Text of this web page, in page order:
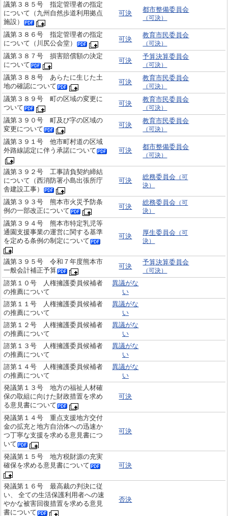
議第３８５号 指定管理者の指定
について（九州自然歩道利用拠点
施設）
可決 都市整備委員会
（可決）
議第３８６号 指定管理者の指定
について（川尻公会堂）
可決
教育市民委員会
（可決）
議第３８７号 損害賠償額の決定
について
可決
予算決算委員会
（可決）
議第３８８号 あらたに生じた土
地の確認について
可決
教育市民委員会
（可決）
議第３８９号 町の区域の変更に
ついて
可決
教育市民委員会
（可決）
議第３９０号 町及び字の区域の
変更について
可決
教育市民委員会
（可決）
議第３９１号 他市町村道の区域
外路線認定に伴う承諾について
可決 都市整備委員会
（可決）
議第３９２号 工事請負契約締結
について（西消防署小島出張所庁
舎建設工事）
可決 総務委員会
（可
決）
議第３９３号 熊本市火災予防条
例の一部改正について
可決
総務委員会
（可
決）
議第３９４号 熊本市特定乳児等
通園支援事業の運営に関する基準
を定める条例の制定について
可決 厚生委員会
（可
決）
議第３９５号 令和７年度熊本市
一般会計補正予算
可決
予算決算委員会
（可決）
諮第１０号 人権擁護委員候補者
の推薦について
異議がな
い
諮第１１号 人権擁護委員候補者
の推薦について
異議がな
い
諮第１２号 人権擁護委員候補者
の推薦について
異議がな
い
諮第１３号 人権擁護委員候補者
の推薦について
異議がな
い
諮第１４号 人権擁護委員候補者
の推薦について
異議がな
い
発議第１３号 地方の福祉人材確
保の取組に向けた財政措置を求め
る意見書について
可決
発議第１４号 重点支援地方交付
金の拡充と地方自治体への迅速か
つ丁寧な支援を求める意見書につ
いて
可決
発議第１５号 地方税財源の充実
確保を求める意見書について
可決
発議第１６号 最高裁の判決に従
い、 全ての生活保護利用者への速
やかな被害回復措置を求める意見
書について
否決